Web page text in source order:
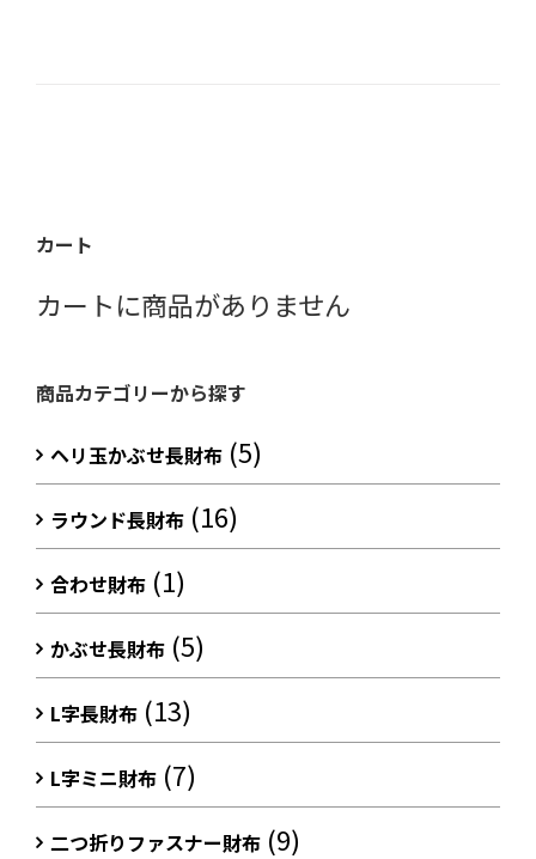
カート
カートに商品がありません
商品カテゴリーから探す
ヘリ玉かぶせ長財布 (5)
ラウンド長財布 (16)
合わせ財布 (1)
かぶせ長財布 (5)
L字長財布 (13)
L字ミニ財布 (7)
二つ折りファスナー財布 (9)